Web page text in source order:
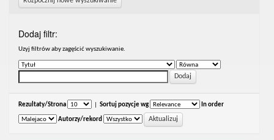
Dodaj filtr:
Uzyj filtrów aby zagęścić wyszukiwanie.
Rezultaty/Strona Sortuj pozycje wg In order
Autorzy/rekord